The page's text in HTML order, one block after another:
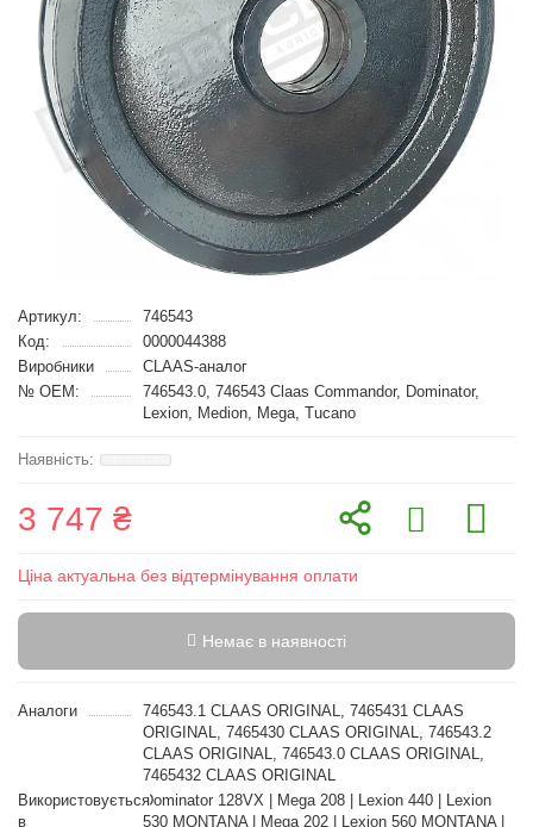
Артикул:
746543
Код:
0000044388
Виробники
CLAAS-аналог
№ OEM:
746543.0, 746543 Claas Commandor, Dominator,
Lexion, Medion, Mega, Tucano
3 747 ₴
Ціна актуальна без відтермінування оплати
Немає в наявності
Аналоги
746543.1 CLAAS ORIGINAL, 7465431 CLAAS
ORIGINAL, 7465430 CLAAS ORIGINAL, 746543.2
CLAAS ORIGINAL, 746543.0 CLAAS ORIGINAL,
7465432 CLAAS ORIGINAL
Використовується
в
Dominator 128VX | Mega 208 | Lexion 440 | Lexion
530 MONTANA | Mega 202 | Lexion 560 MONTANA |